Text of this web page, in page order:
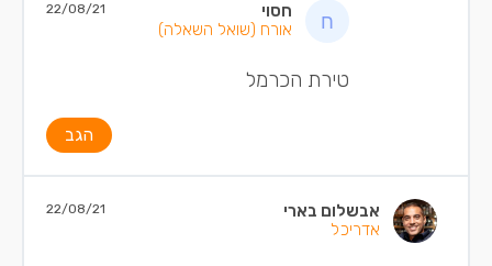
חסוי
אורח (שואל השאלה)
22/08/21
טירת הכרמל
הגב
אבשלום בארי
אדריכל
22/08/21